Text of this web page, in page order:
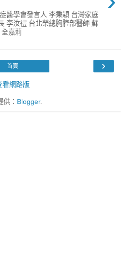
醫學會發言人 李秉穎 台灣家庭
李汝禮 台北榮總胸腔部醫師 蘇
嘉莉
›
首頁
看網路版
供： Blogger.